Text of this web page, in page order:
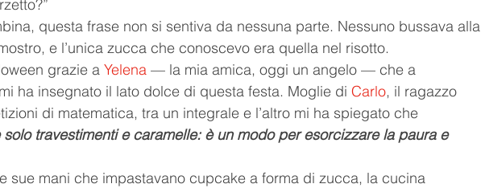
Romance Romanzo
questa frase non si sentiva da nessuna parte. Nessuno bussava alla
e l’unica zucca che conoscevo era quella nel risotto.
grazie a Yelena — la mia amica, oggi un angelo — che a
ha insegnato il lato dolce di questa festa. Moglie di Carlo, il ragazzo
di matematica, tra un integrale e l’altro mi ha spiegato che
solo travestimenti e caramelle: è un modo per esorcizzare la paura e
sue mani che impastavano cupcake a forma di zucca, la cucina